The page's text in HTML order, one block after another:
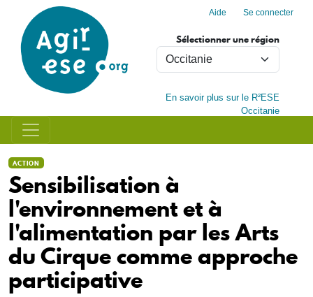
Aller au contenu principal
Aide Se connecter
Sélectionner une région
En savoir plus sur le R²ESE
Occitanie
ACTION
Sensibilisation à
l'environnement et à
l'alimentation par les Arts
du Cirque comme approche
participative